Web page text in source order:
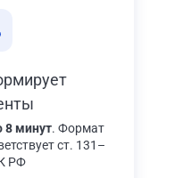
8 минут. Формат
ст. 131–
РФ